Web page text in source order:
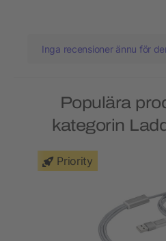
Inga recensioner ännu för
Populära
kategorin
Priority